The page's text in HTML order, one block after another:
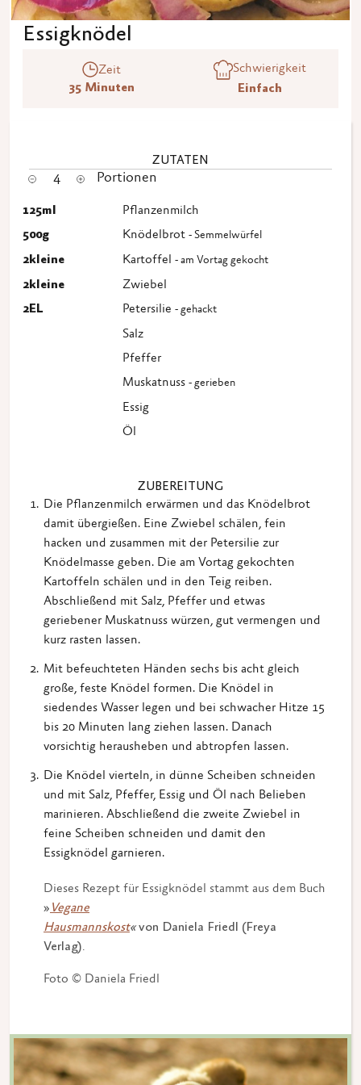
Essigknödel
Zeit
35 Minuten
Schwierigkeit
Einfach
ZUTATEN
4 Portionen
125ml
Pflanzenmilch
500g Knödelbrot - Semmelwürfel
2kleine Kartoffel - am Vortag gekocht
2kleine
Zwiebel
2EL Petersilie - gehackt
Salz
Pfeffer
Muskatnuss - gerieben
Essig
Öl
ZUBEREITUNG
Die Pflanzenmilch erwärmen und das Knödelbrot
damit übergießen. Eine Zwiebel schälen, fein
hacken und zusammen mit der Petersilie zur
Knödelmasse geben. Die am Vortag gekochten
Kartoffeln schälen und in den Teig reiben.
Abschließend mit Salz, Pfeffer und etwas
geriebener Muskatnuss würzen, gut vermengen und
kurz rasten lassen.
Mit befeuchteten Händen sechs bis acht gleich
große, feste Knödel formen. Die Knödel in
siedendes Wasser legen und bei schwacher Hitze 15
bis 20 Minuten lang ziehen lassen. Danach
vorsichtig herausheben und abtropfen lassen.
Die Knödel vierteln, in dünne Scheiben schneiden
und mit Salz, Pfeffer, Essig und Öl nach Belieben
marinieren. Abschließend die zweite Zwiebel in
feine Scheiben schneiden und damit den
Essigknödel garnieren.
Dieses Rezept für Essigknödel stammt aus dem Buch
» Vegane
Hausmannskost«von Daniela Friedl (Freya
Verlag).
Foto © Daniela Friedl